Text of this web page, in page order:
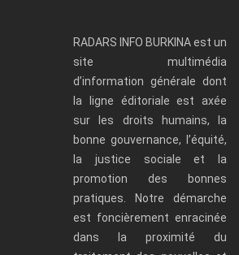
RADARS INFO BURKINA est un
site multimédia
d’information générale dont
la ligne éditoriale est axée
sur les droits humains, la
bonne gouvernance, l’équité,
la justice sociale et la
promotion des bonnes
pratiques. Notre démarche
est foncièrement enracinée
dans la proximité du